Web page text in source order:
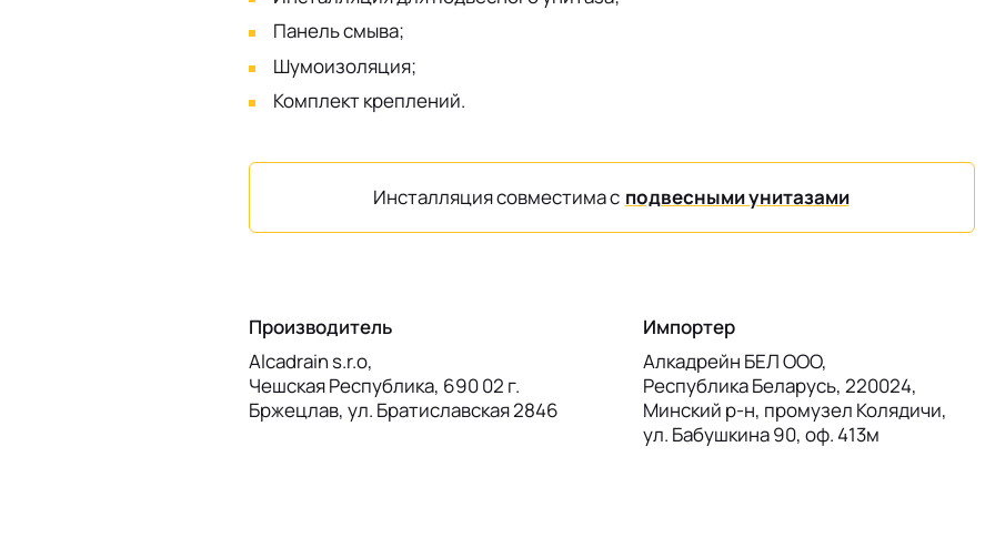
Панель смыва;
Шумоизоляция;
Комплект креплений.
Инсталляция совместима с подвесными унитазами
Производитель
Alcadrain s.r.o,
Чешская Республика, 690 02 г.
Бржецлав, ул. Братиславская 2846
Импортер
Алкадрейн БЕЛ ООО,
Республика Беларусь, 220024,
Минский р-н, промузел Колядичи,
ул. Бабушкина 90, оф. 413м